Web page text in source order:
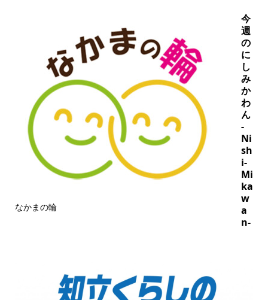
なかまの輪
今
週
の
に
し
み
か
わ
ん
-
Ni
sh
i-
Mi
ka
w
a
n-